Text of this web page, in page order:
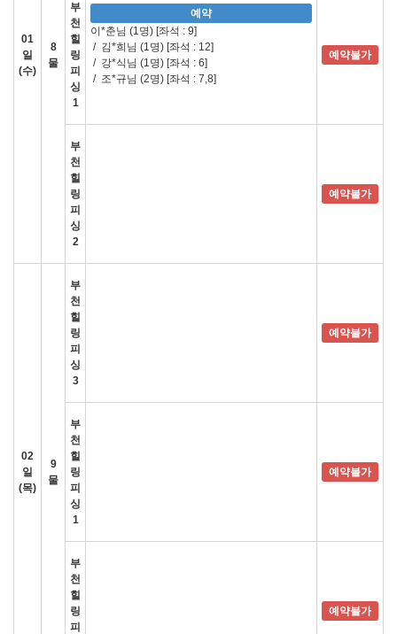
01
일
(수)
8
물
부
천
힐
링
피
싱
1
예약
이*춘님 (1명) [좌석 : 9]
/ 김*희님 (1명) [좌석 : 12]
/ 강*식님 (1명) [좌석 : 6]
/ 조*규님 (2명) [좌석 : 7,8]
예약불가
부
천
힐
링
피
싱
2
예약불가
02
일
(목)
9
물
부
천
힐
링
피
싱
3
예약불가
부
천
힐
링
피
싱
1
예약불가
부
천
힐
링
피
예약불가